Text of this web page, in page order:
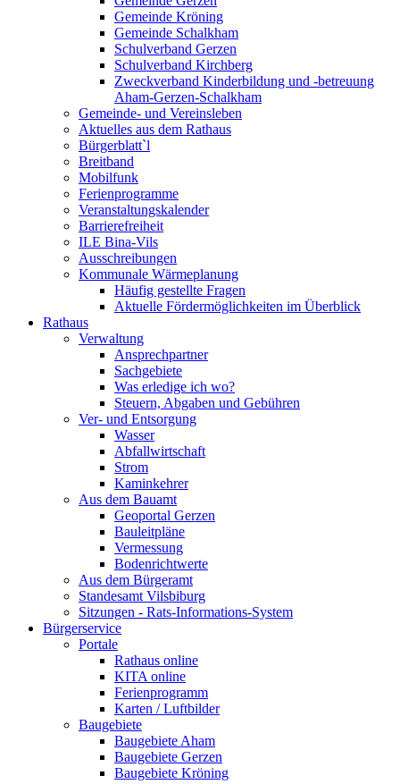
Gemeinde Kröning
Gemeinde Schalkham
Schulverband Gerzen
Schulverband Kirchberg
Zweckverband Kinderbildung und -betreuung
Aham-Gerzen-Schalkham
Gemeinde- und Vereinsleben
Aktuelles aus dem Rathaus
Bürgerblatt`l
Breitband
Mobilfunk
Ferienprogramme
Veranstaltungskalender
Barrierefreiheit
ILE Bina-Vils
Ausschreibungen
Kommunale Wärmeplanung
Häufig gestellte Fragen
Aktuelle Fördermöglichkeiten im Überblick
Rathaus
Verwaltung
Ansprechpartner
Sachgebiete
Was erledige ich wo?
Steuern, Abgaben und Gebühren
Ver- und Entsorgung
Wasser
Abfallwirtschaft
Strom
Kaminkehrer
Aus dem Bauamt
Geoportal Gerzen
Bauleitpläne
Vermessung
Bodenrichtwerte
Aus dem Bürgeramt
Standesamt Vilsbiburg
Sitzungen - Rats-Informations-System
Bürgerservice
Portale
Rathaus online
KITA online
Ferienprogramm
Karten / Luftbilder
Baugebiete
Baugebiete Aham
Baugebiete Gerzen
Baugebiete Kröning